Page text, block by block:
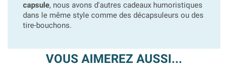
capsule, nous avons d'autres cadeaux humoristiques
dans le même style comme des décapsuleurs ou des
tire-bouchons.
VOUS AIMEREZ AUSSI...